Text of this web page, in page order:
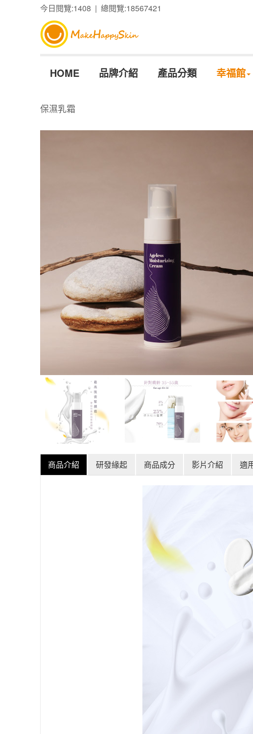
今日閱覽:1408 | 總閱覽:18567421
HOME 品牌介紹 產品分類 幸福館
保濕乳霜
商品介紹 研發緣起 商品成分 影片介紹 適